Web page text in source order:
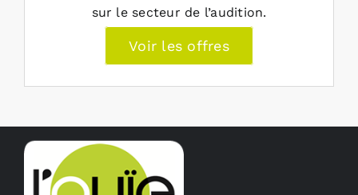
sur le secteur de l’audition.
Voir les offres